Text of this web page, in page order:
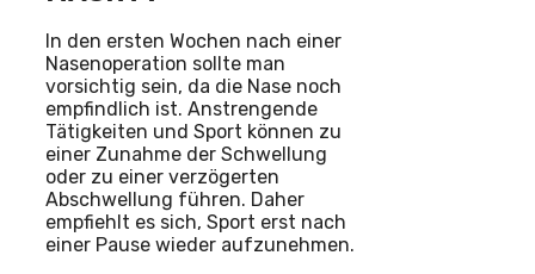
In den ersten Wochen nach einer
Nasenoperation sollte man
vorsichtig sein, da die Nase noch
empfindlich ist. Anstrengende
Tätigkeiten und Sport können zu
einer Zunahme der Schwellung
oder zu einer verzögerten
Abschwellung führen. Daher
empfiehlt es sich, Sport erst nach
einer Pause wieder aufzunehmen.